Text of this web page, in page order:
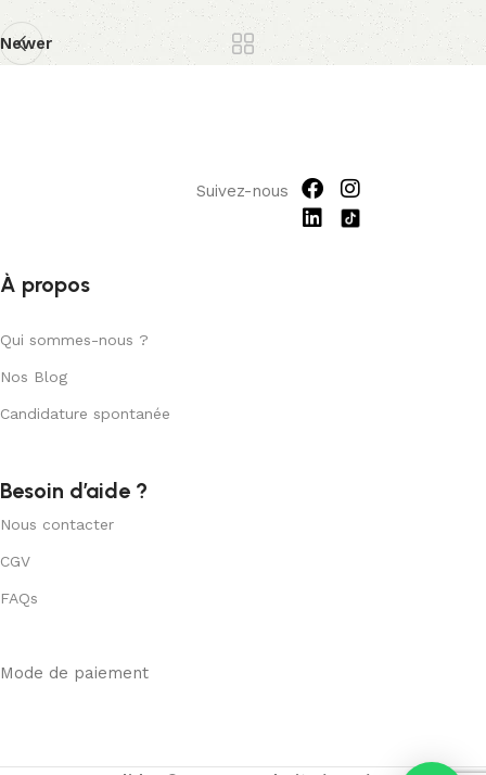
Newer
Suivez-nous
À propos
Qui sommes-nous ?
Nos Blog
Candidature spontanée
Besoin d’aide ?
Nous contacter
CGV
FAQs
Mode de paiement